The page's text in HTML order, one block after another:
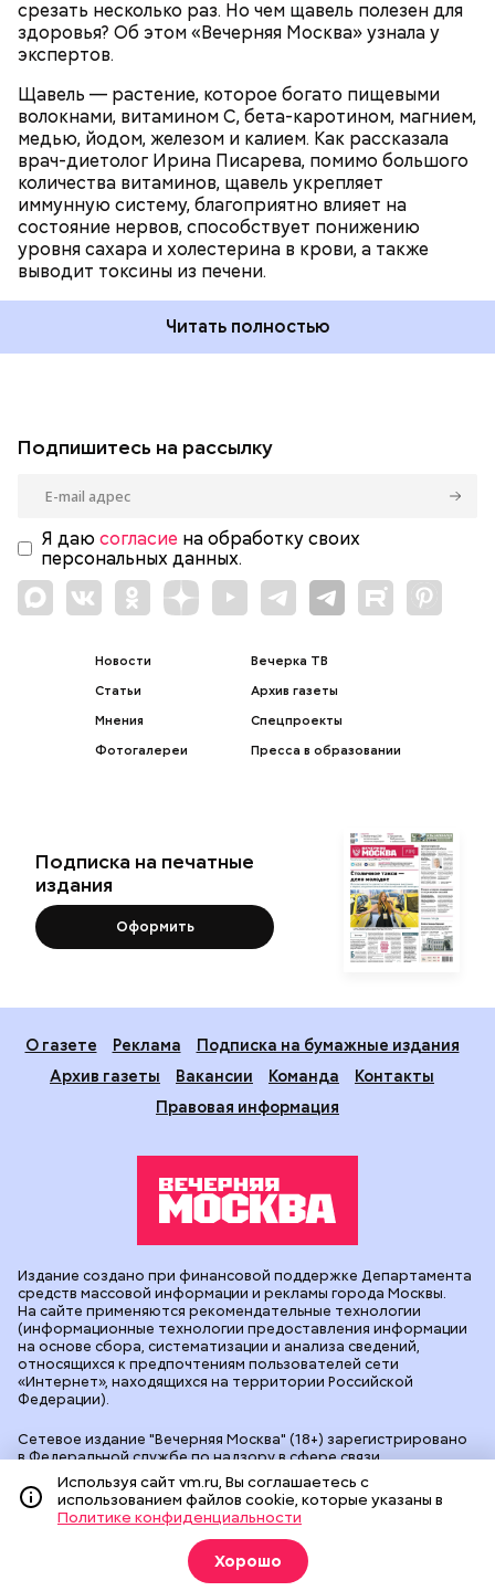
срезать несколько раз. Но чем щавель полезен для
здоровья? Об этом «Вечерняя Москва» узнала у
экспертов.
Щавель — растение, которое богато пищевыми
волокнами, витамином С, бета-каротином, магнием,
медью, йодом, железом и калием. Как рассказала
врач-диетолог Ирина Писарева, помимо большого
количества витаминов, щавель укрепляет
иммунную систему, благоприятно влияет на
состояние нервов, способствует понижению
уровня сахара и холестерина в крови, а также
выводит токсины из печени.
Читать полностью
Подпишитесь на рассылку
Я даю согласие на обработку своих
персональных данных.
Новости
Статьи
Мнения
Фотогалереи
Вечерка ТВ
Архив газеты
Спецпроекты
Пресса в образовании
Подписка на печатные
издания
Оформить
О газете Реклама
Подписка на бумажные издания
Архив газеты
Вакансии Команда
Контакты
Правовая информация
Сетевое издание "Вечерняя Москва" (18+) зарегистрировано
в Федеральной службе по надзору в сфере связи,
информационных технологий и массовых коммуникаций
(Роскомнадзор). Свидетельство о регистрации ЭЛ № ФС 77 -
90524 от 09.12.2025. Учредитель: АО "Редакция газеты
"Вечерняя Москва". Главный редакторvm.ru
Геннадьевич Глуходедов. Адрес редакции: 127015, г.Москва,
Бумажный пр-д, д. 14, стр. 2. Телефон:
+7(499)557-04-24
. Почта для связи с редакцией сайта:
Издание создано при финансовой поддержке Департамента
средств массовой информации и рекламы города Москвы.
На сайте применяются рекомендательные технологии
(информационные технологии предоставления информации
на основе сбора, систематизации и анализа сведений,
относящихся к предпочтениям пользователей сети
«Интернет», находящихся на территории Российской
Федерации).
Используя сайт vm.ru, Вы соглашаетесь с
использованием файлов cookie, которые указаны в
Политике конфиденциальности
Хорошо